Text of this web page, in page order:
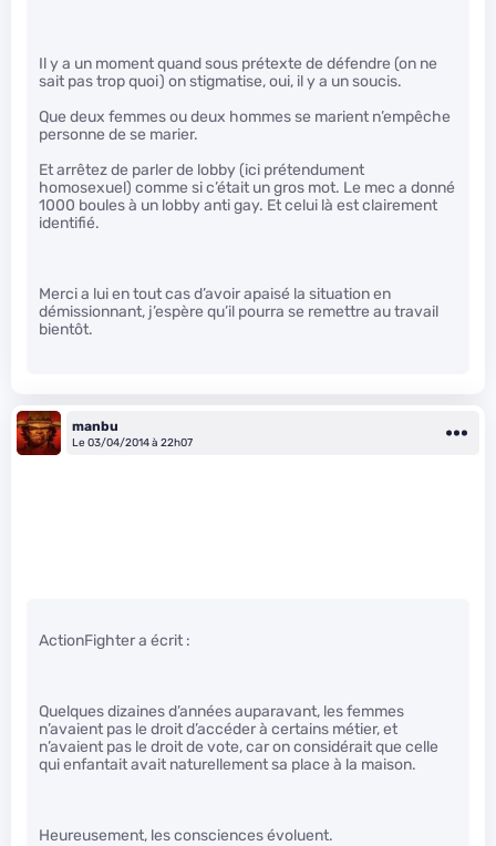
Il y a un moment quand sous prétexte de défendre (on ne
sait pas trop quoi) on stigmatise, oui, il y a un soucis.
Que deux femmes ou deux hommes se marient n’empêche
personne de se marier.
Et arrêtez de parler de lobby (ici prétendument
homosexuel) comme si c’était un gros mot. Le mec a donné
1000 boules à un lobby anti gay. Et celui là est clairement
identifié.
Merci a lui en tout cas d’avoir apaisé la situation en
démissionnant, j’espère qu’il pourra se remettre au travail
bientôt.
manbu
Le 03/04/2014 à 22h07
ActionFighter a écrit :
Quelques dizaines d’années auparavant, les femmes
n’avaient pas le droit d’accéder à certains métier, et
n’avaient pas le droit de vote, car on considérait que celle
qui enfantait avait naturellement sa place à la maison.
Heureusement, les consciences évoluent.